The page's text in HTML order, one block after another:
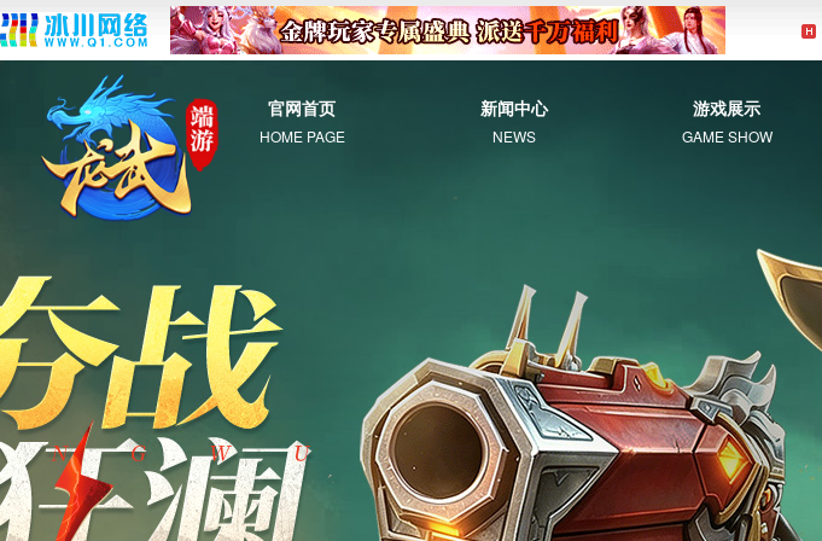
官网首页
HOME PAGE
新闻中心
NEWS
游戏展示
GAME SHOW